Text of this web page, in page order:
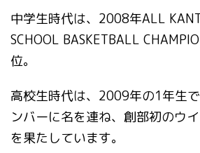
中学生時代は、2008年ALL
SCHOOL BASKETBALL
位。
高校生時代は、2009年の1年生
ンバーに名を連ね、 創部初のウ
を果たしています。